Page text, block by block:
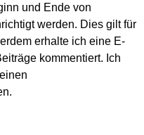
und Ende von
werden. Dies gilt für
erhalte ich eine E-
kommentiert. Ich